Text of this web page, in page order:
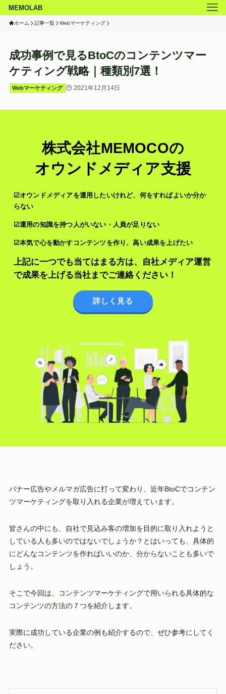
MEMOLAB
ホーム 記事一覧 Webマーケティング
成功事例で見るBtoCのコンテンツマー
ケティング戦略｜種類別7選！
Webマーケティング 2021年12月14日
株式会社MEMOCOの
オウンドメディア支援
☑オウンドメディアを運用したいけれど、何をすればよいか分か
らない
☑運用の知識を持つ人がいない・人員が足りない
☑本気で心を動かすコンテンツを作り、高い成果を上げたい
上記に一つでも当てはまる方は、自社メディア運営
で成果を上げる当社までご連絡ください！
詳しく見る
バナー広告やメルマガ広告に打って変わり、近年BtoCでコンテン
ツマーケティングを取り入れる企業が増えています。
皆さんの中にも、自社で見込み客の増加を目的に取り入れようと
している人も多いのではないでしょうか？とはいっても、具体的
にどんなコンテンツを作ればいいのか、分からないことも多いで
しょう。
そこで今回は、コンテンツマーケティングで用いられる具体的な
コンテンツの方法の７つを紹介します。
実際に成功している企業の例も紹介するので、ぜひ参考にしてく
ださい。